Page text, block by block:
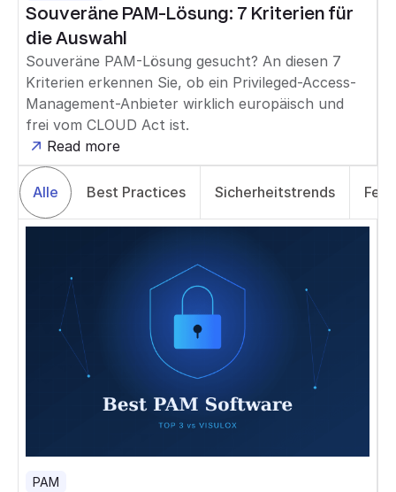
Souveräne PAM-Lösung: 7 Kriterien für
die Auswahl
Souveräne PAM-Lösung gesucht? An diesen 7
Kriterien erkennen Sie, ob ein Privileged-Access-
Management-Anbieter wirklich europäisch und
frei vom CLOUD Act ist.
Read more
Alle Best Practices Sicherheitstrends
PAM